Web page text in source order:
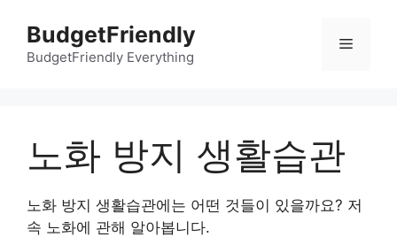
BudgetFriendly
BudgetFriendly Everything
메
노화 방지 생활습관
노화 방지 생활습관에는 어떤 것들이 있을까요? 저
속 노화에 관해 알아봅니다.